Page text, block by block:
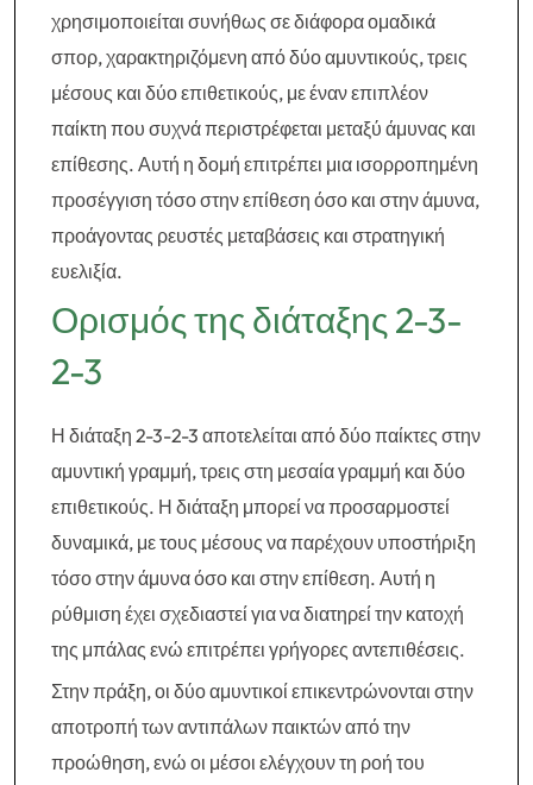
χρησιμοποιείται συνήθως σε διάφορα ομαδικά
σπορ, χαρακτηριζόμενη από δύο αμυντικούς, τρεις
μέσους και δύο επιθετικούς, με έναν επιπλέον
παίκτη που συχνά περιστρέφεται μεταξύ άμυνας και
επίθεσης. Αυτή η δομή επιτρέπει μια ισορροπημένη
προσέγγιση τόσο στην επίθεση όσο και στην άμυνα,
προάγοντας ρευστές μεταβάσεις και στρατηγική
ευελιξία.
Ορισμός της διάταξης 2-3-
2-3
Η διάταξη 2-3-2-3 αποτελείται από δύο παίκτες στην
αμυντική γραμμή, τρεις στη μεσαία γραμμή και δύο
επιθετικούς. Η διάταξη μπορεί να προσαρμοστεί
δυναμικά, με τους μέσους να παρέχουν υποστήριξη
τόσο στην άμυνα όσο και στην επίθεση. Αυτή η
ρύθμιση έχει σχεδιαστεί για να διατηρεί την κατοχή
της μπάλας ενώ επιτρέπει γρήγορες αντεπιθέσεις.
Στην πράξη, οι δύο αμυντικοί επικεντρώνονται στην
αποτροπή των αντιπάλων παικτών από την
προώθηση, ενώ οι μέσοι ελέγχουν τη ροή του